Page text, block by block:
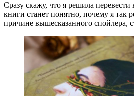
Сразу скажу, что я решила
книги станет понятно, почему я так
причине вышесказанного спойлера,